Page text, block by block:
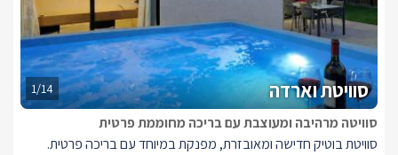
1/14 סוויטת וארדה
סוויטה מרהיבה ומעוצבת עם בריכה מחוממת פרטית
סוויטת בוטיק חדישה ומאובזרת, מפנקת במיוחד עם בריכה פרטית.